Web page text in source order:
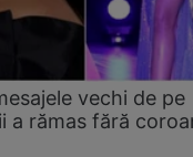
vechi de pe
a rămas fără